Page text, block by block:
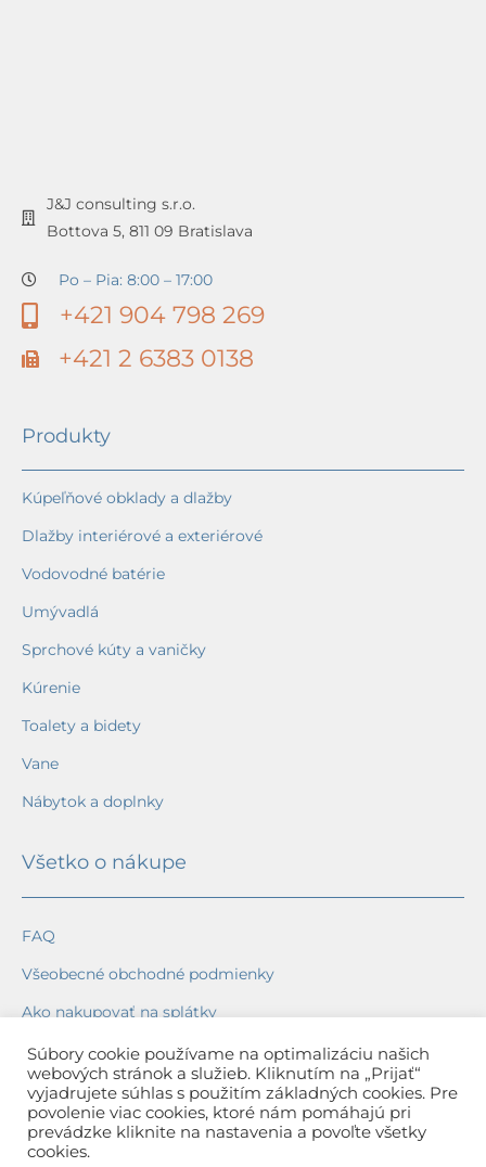
J&J consulting s.r.o.
Bottova 5, 811 09 Bratislava
Po – Pia: 8:00 – 17:00
+421 904 798 269
+421 2 6383 0138
Produkty
Kúpeľňové obklady a dlažby
Dlažby interiérové a exteriérové
Vodovodné batérie
Umývadlá
Sprchové kúty a vaničky
Kúrenie
Toalety a bidety
Vane
Nábytok a doplnky
Všetko o nákupe
FAQ
Všeobecné obchodné podmienky
Ako nakupovať na splátky
Ochrana osobných údajov
Reklamačný poriadok
Spôsob a cena dopravy
Súbory cookie používame na optimalizáciu našich
webových stránok a služieb. Kliknutím na „Prijať“
vyjadrujete súhlas s použitím základných cookies. Pre
povolenie viac cookies, ktoré nám pomáhajú pri
prevádzke kliknite na nastavenia a povoľte všetky
cookies.